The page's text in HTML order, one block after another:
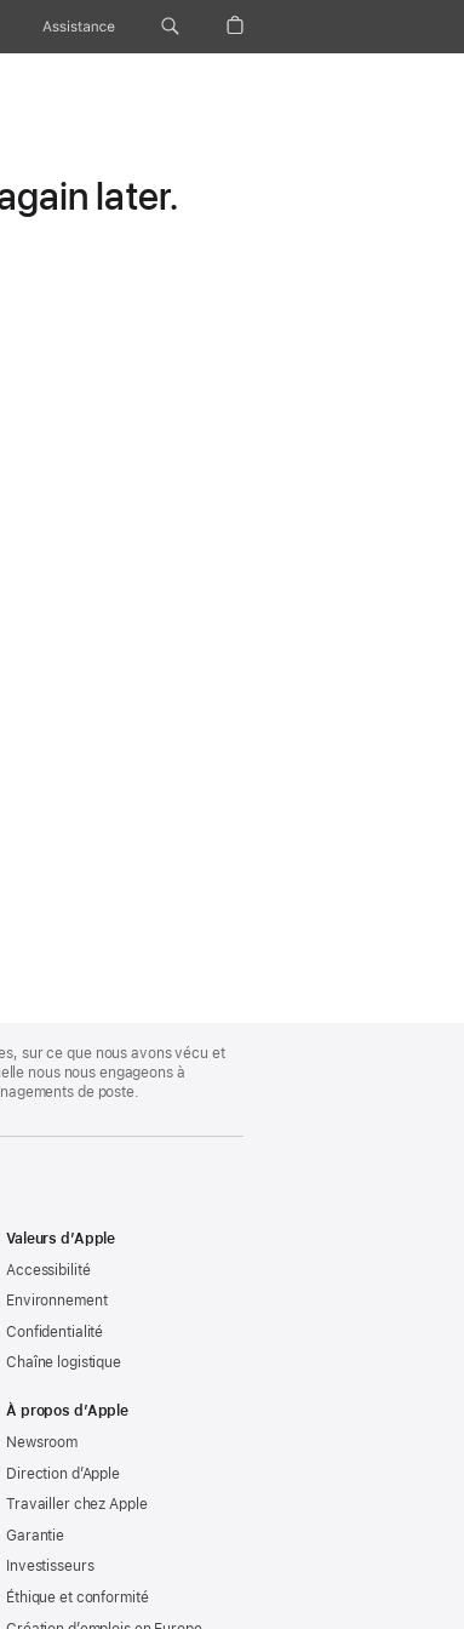
Assistance
later.
sur ce que nous avons vécu et
nous nous engageons à
de poste.
Valeurs d’Apple
Accessibilité
Environnement
Confidentialité
Chaîne logistique
À propos d’Apple
Newsroom
Direction d’Apple
Travailler chez Apple
Garantie
Investisseurs
Éthique et conformité